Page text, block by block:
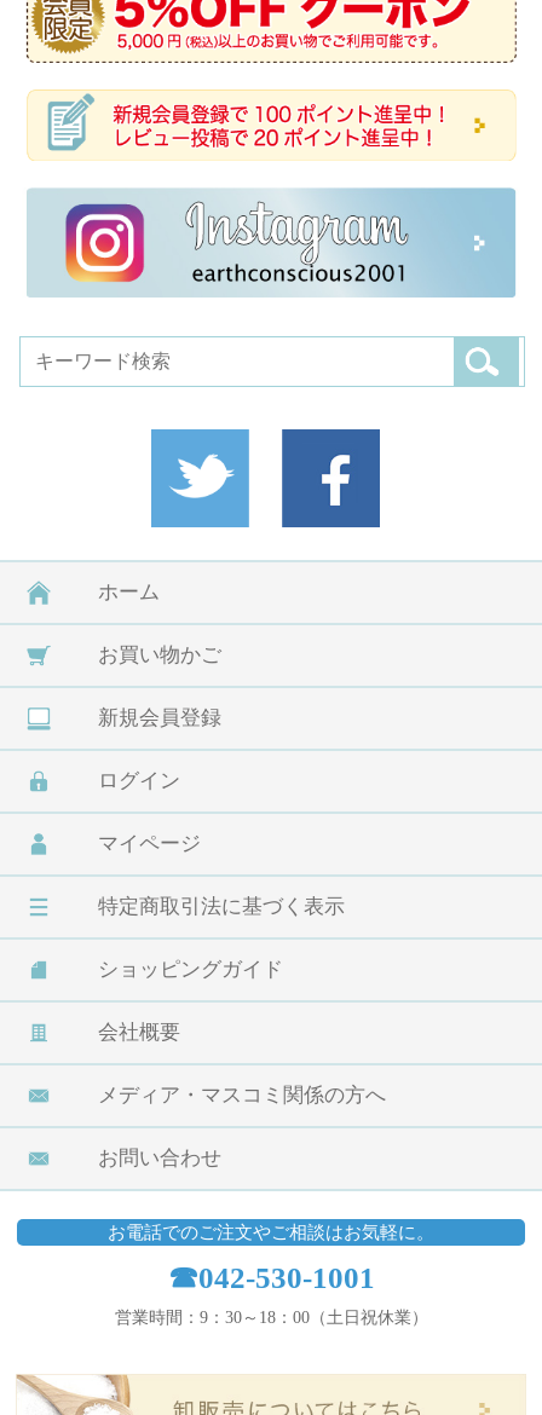
ホーム
お買い物かご
新規会員登録
ログイン
マイページ
特定商取引法に基づく表示
ショッピングガイド
会社概要
メディア・マスコミ関係の方へ
お問い合わせ
お電話でのご注文やご相談はお気軽に。
☎042-530-1001
営業時間：9：30～18：00（土日祝休業）